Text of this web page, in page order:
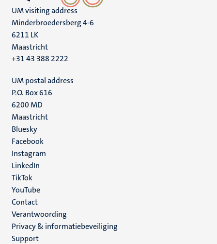
UM visiting address
Minderbroedersberg 4-6
6211 LK
Maastricht
+31 43 388 2222
UM postal address
P.O. Box 616
6200 MD
Maastricht
Social
media
Bluesky
Facebook
Instagram
LinkedIn
TikTok
YouTube
Menu
footer
(NL)
Contact
Verantwoording
Privacy & informatiebeveiliging
Support